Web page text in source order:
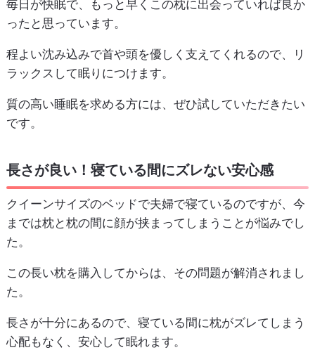
毎日が快眠で、もっと早くこの枕に出会っていれば良か
ったと思っています。
程よい沈み込みで首や頭を優しく支えてくれるので、リ
ラックスして眠りにつけます。
質の高い睡眠を求める方には、ぜひ試していただきたい
です。
長さが良い！寝ている間にズレない安心感
クイーンサイズのベッドで夫婦で寝ているのですが、今
までは枕と枕の間に顔が挟まってしまうことが悩みでし
た。
この長い枕を購入してからは、その問題が解消されまし
た。
長さが十分にあるので、寝ている間に枕がズレてしまう
心配もなく、安心して眠れます。